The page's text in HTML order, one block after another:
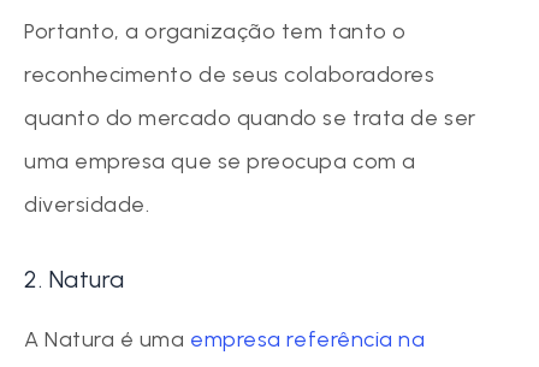
Portanto, a organização tem tanto o
reconhecimento de seus colaboradores
quanto do mercado quando se trata de ser
uma empresa que se preocupa com a
diversidade.
2. Natura
A Natura é uma empresa referência na